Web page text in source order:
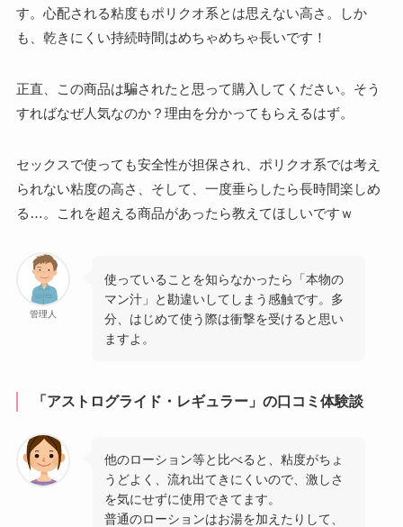
す。心配される粘度もポリクオ系とは思えない高さ。しか
も、乾きにくい持続時間はめちゃめちゃ長いです！
正直、この商品は騙されたと思って購入してください。そう
すればなぜ人気なのか？理由を分かってもらえるはず。
セックスで使っても安全性が担保され、ポリクオ系では考え
られない粘度の高さ、そして、一度垂らしたら長時間楽しめ
る…。これを超える商品があったら教えてほしいですｗ
管理人
使っていることを知らなかったら「本物の
マン汁」と勘違いしてしまう感触です。多
分、はじめて使う際は衝撃を受けると思い
ますよ。
「アストログライド・レギュラー」の口コミ体験談
他のローション等と比べると、粘度がちょ
うどよく、流れ出てきにくいので、激しさ
を気にせずに使用できてます。
普通のローションはお湯を加えたりして、